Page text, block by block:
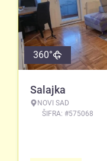
360°
Salajka
NOVI SAD
ŠIFRA: #575068